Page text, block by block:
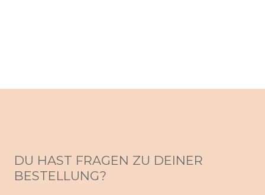
DU HAST FRAGEN ZU DEINER
BESTELLUNG?